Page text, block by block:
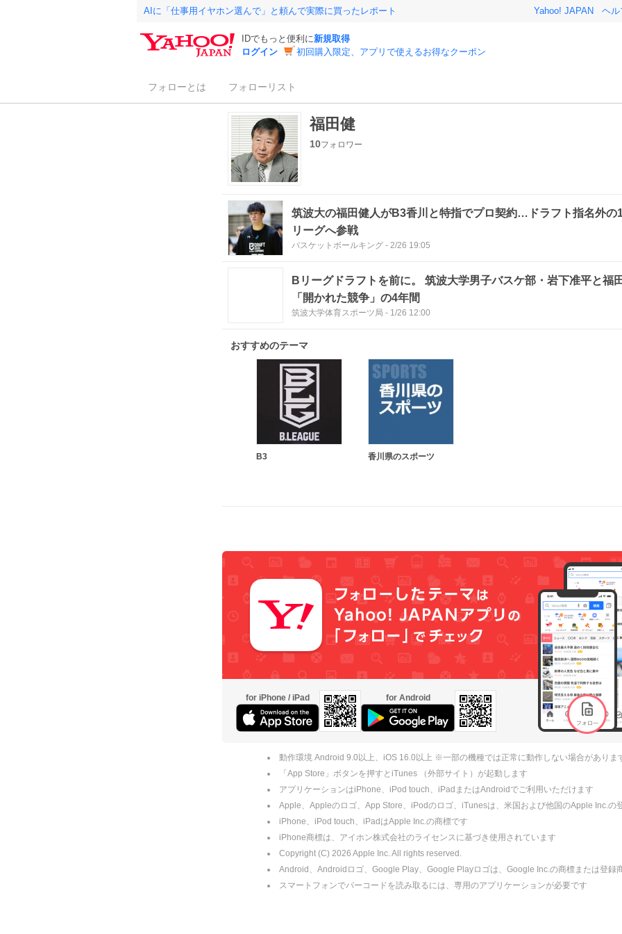
AIに「仕事用イヤホン選んで」と頼んで実際に買ったレポート Yahoo! JAPAN ヘル
IDでもっと便利に新規取得
ログイン
初回購入限定、アプリで使えるお得なクーポン
フォローとは フォローリスト
福田健
10フォロワー
筑波大の福田健人がB3香川と特指でプロ契約…ドラフト指名外の
リーグへ参戦
バスケットボールキング - 2/26 19:05
Bリーグドラフトを前に。 筑波大学男子バスケ部・岩下准平と福
「開かれた競争」の4年間
筑波大学体育スポーツ局 - 1/26 12:00
おすすめのテーマ
B3 香川県のスポーツ
for iPhone / iPad for Android
動作環境 Android 9.0以上、iOS 16.0以上 ※一部の機種では正常に動作しない場合がありま
「App Store」ボタンを押すとiTunes （外部サイト）が起動します
アプリケーションはiPhone、iPod touch、iPadまたはAndroidでご利用いただけます
Apple、Appleのロゴ、App Store、iPodのロゴ、iTunesは、米国および他国のApple Inc.の
iPhone、iPod touch、iPadはApple Inc.の商標です
iPhone商標は、アイホン株式会社のライセンスに基づき使用されています
Copyright (C) 2026 Apple Inc. All rights reserved.
Android、Androidロゴ、Google Play、Google Playロゴは、Google Inc.の商標または登録
スマートフォンでバーコードを読み取るには、専用のアプリケーションが必要です